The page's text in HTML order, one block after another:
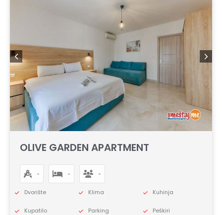
OLIVE GARDEN APARTMENT
- - -
Dvorište Klima Kuhinja
Kupatilo Parking Peškiri